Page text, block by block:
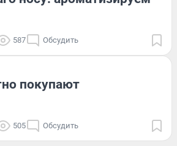
587 Обсудить
покупают
505 Обсудить